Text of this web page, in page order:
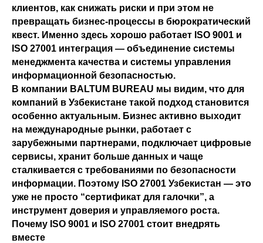
клиентов, как снижать риски и при этом не
превращать бизнес-процессы в бюрократический
квест. Именно здесь хорошо работает ISO 9001 и
ISO 27001 интеграция — объединение системы
менеджмента качества и системы управления
информационной безопасностью.
В компании BALTUM BUREAU мы видим, что для
компаний в Узбекистане такой подход становится
особенно актуальным. Бизнес активно выходит
на международные рынки, работает с
зарубежными партнерами, подключает цифровые
сервисы, хранит больше данных и чаще
сталкивается с требованиями по безопасности
информации. Поэтому ISO 27001 Узбекистан — это
уже не просто “сертификат для галочки”, а
инструмент доверия и управляемого роста.
Почему ISO 9001 и ISO 27001 стоит внедрять
вместе